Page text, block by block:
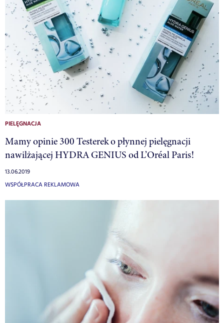
PIELĘGNACJA
Mamy opinie 300 Testerek o płynnej pielęgnacji
nawilżającej HYDRA GENIUS od L’Oréal Paris!
13.06.2019
WSPÓŁPRACA REKLAMOWA